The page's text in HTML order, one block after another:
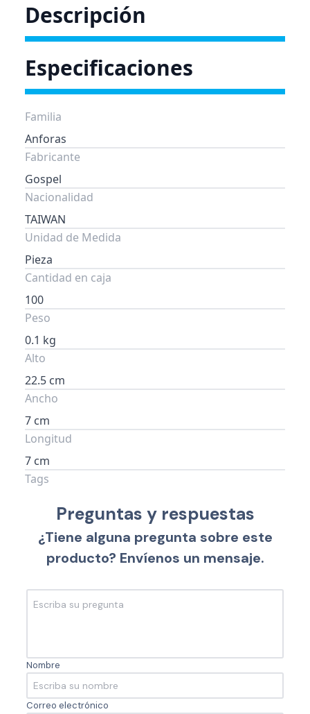
Descripción
Especificaciones
Familia
Anforas
Fabricante
Gospel
Nacionalidad
TAIWAN
Unidad de Medida
Pieza
Cantidad en caja
100
Peso
0.1 kg
Alto
22.5 cm
Ancho
7 cm
Longitud
7 cm
Tags
Preguntas y respuestas
¿Tiene alguna pregunta sobre este
producto? Envíenos un mensaje.
Nombre
Correo electrónico